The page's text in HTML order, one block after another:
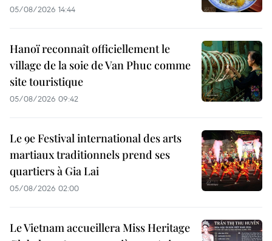
05/08/2026 14:44
Hanoï reconnaît officiellement le
village de la soie de Van Phuc comme
site touristique
05/08/2026 09:42
Le 9e Festival international des arts
martiaux traditionnels prend ses
quartiers à Gia Lai
05/08/2026 02:00
Le Vietnam accueillera Miss Heritage